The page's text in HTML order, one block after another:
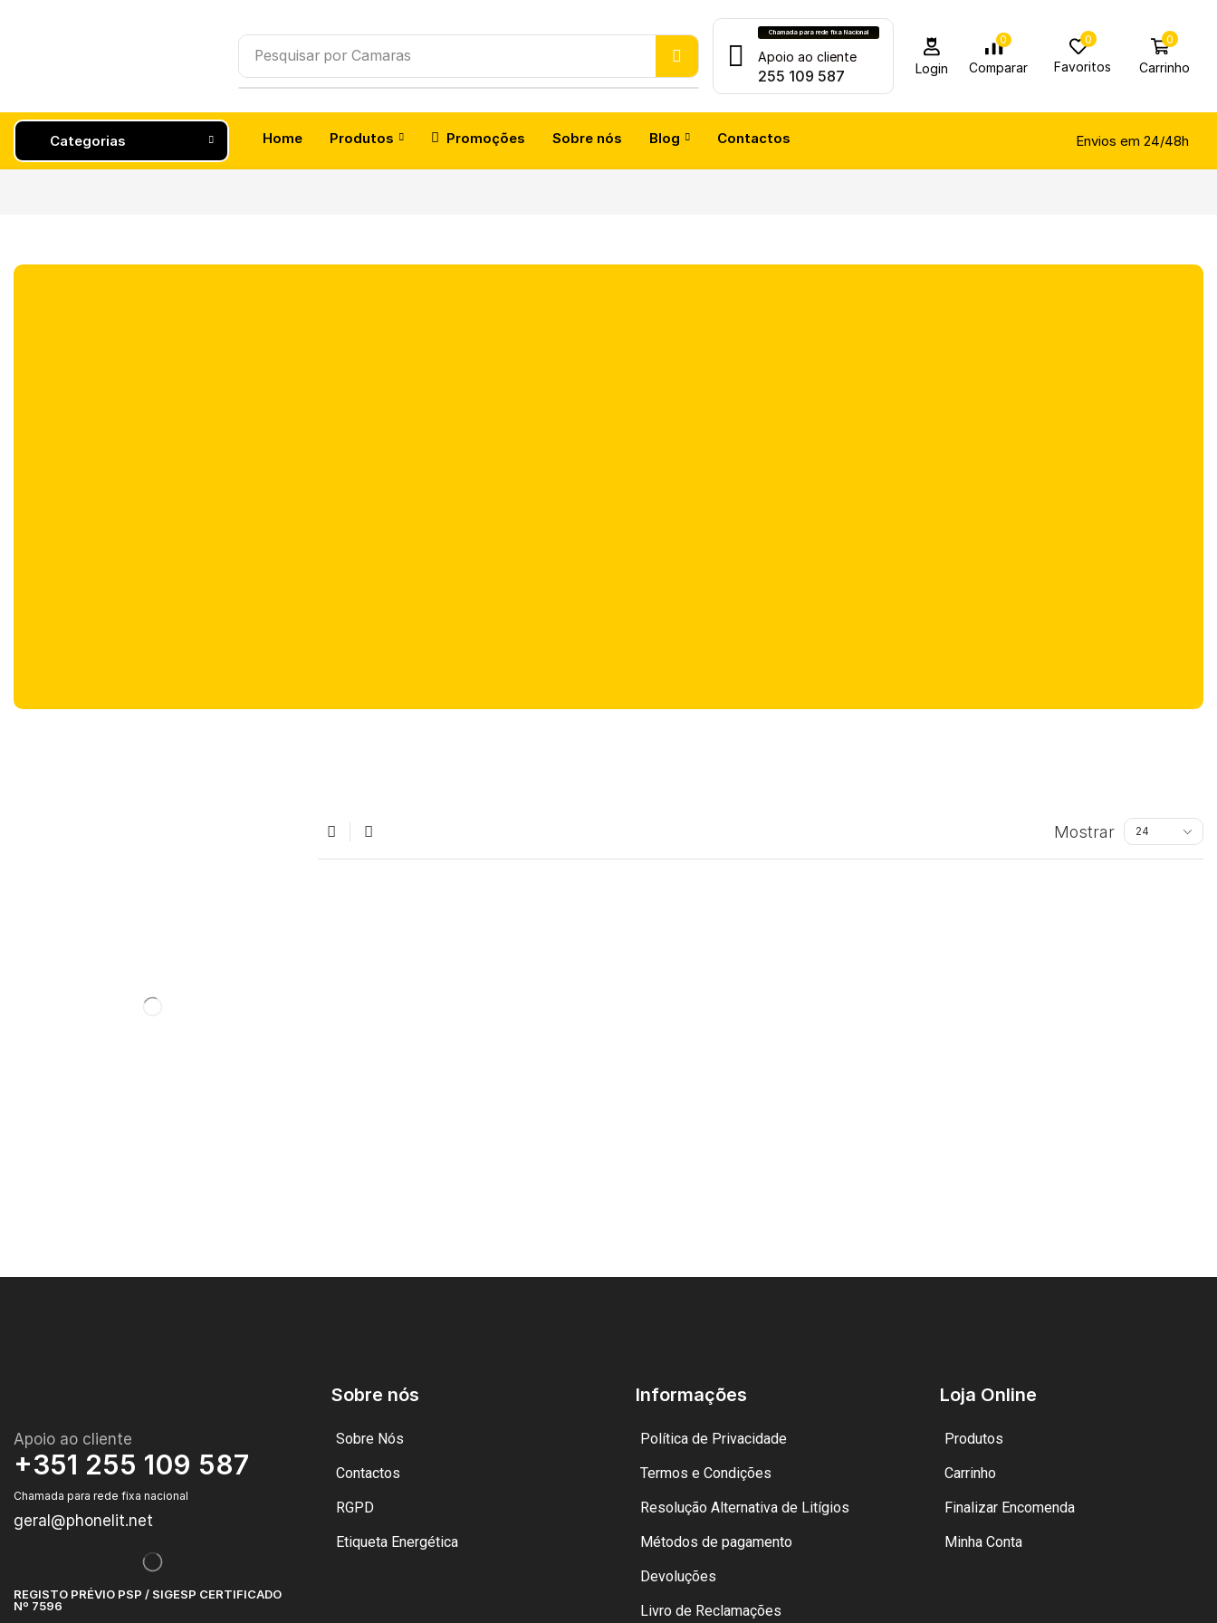
Pesquisar por Camaras
Chamada para rede fixa Nacional
Apoio ao cliente
255 109 587 Login
0
Comparar
0
Favoritos
0
Carrinho
Categorias Home Produtos Promoções Sobre nós Blog Contactos Envios em 24/48h
Mostrar
Apoio ao cliente
+351 255 109 587
Chamada para rede fixa nacional
geral@phonelit.net
REGISTO PRÉVIO PSP / SIGESP CERTIFICADO
Nº 7596
Sobre nós
Sobre Nós
Contactos
RGPD
Etiqueta Energética
Informações
Política de Privacidade
Termos e Condições
Resolução Alternativa de Litígios
Métodos de pagamento
Devoluções
Livro de Reclamações
Loja Online
Produtos
Carrinho
Finalizar Encomenda
Minha Conta